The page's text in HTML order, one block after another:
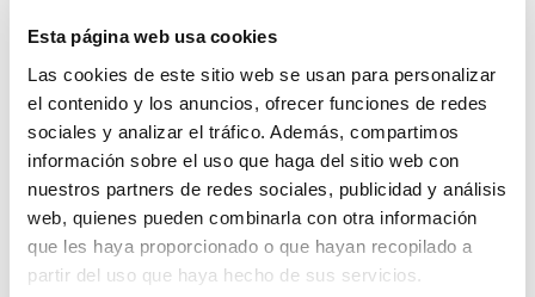
Esta página web usa cookies
Las cookies de este sitio web se usan para personalizar
el contenido y los anuncios, ofrecer funciones de redes
sociales y analizar el tráfico. Además, compartimos
información sobre el uso que haga del sitio web con
nuestros partners de redes sociales, publicidad y análisis
web, quienes pueden combinarla con otra información
que les haya proporcionado o que hayan recopilado a
partir del uso que haya hecho de sus servicios.
las últimas campañas.
El esfuerzo y trabajo constante de los Clubes está
dando su frutos, yel baloncesto volverá a ser uno de
los deportes más esenciales en la Comunidad.
Elmantenimiento del canon arbitralpara la
temporada 2011/2012 es una de las medidas que ha
adoptado la FBCV para ayudar a las entidades en su
labor y dedicación al baloncesto. Junto a esta medida